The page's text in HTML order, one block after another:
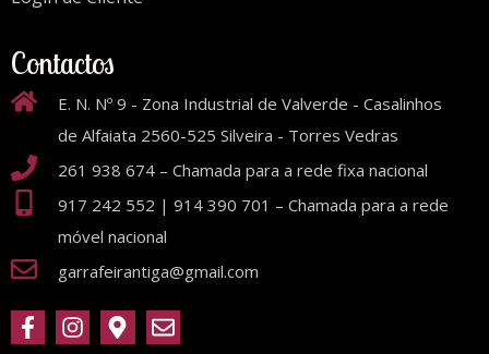
Contactos
E. N. Nº 9 - Zona Industrial de Valverde - Casalinhos
de Alfaiata 2560-525 Silveira - Torres Vedras
261 938 674 – Chamada para a rede fixa nacional
917 242 552 | 914 390 701 – Chamada para a rede
móvel nacional
garrafeirantiga@gmail.com